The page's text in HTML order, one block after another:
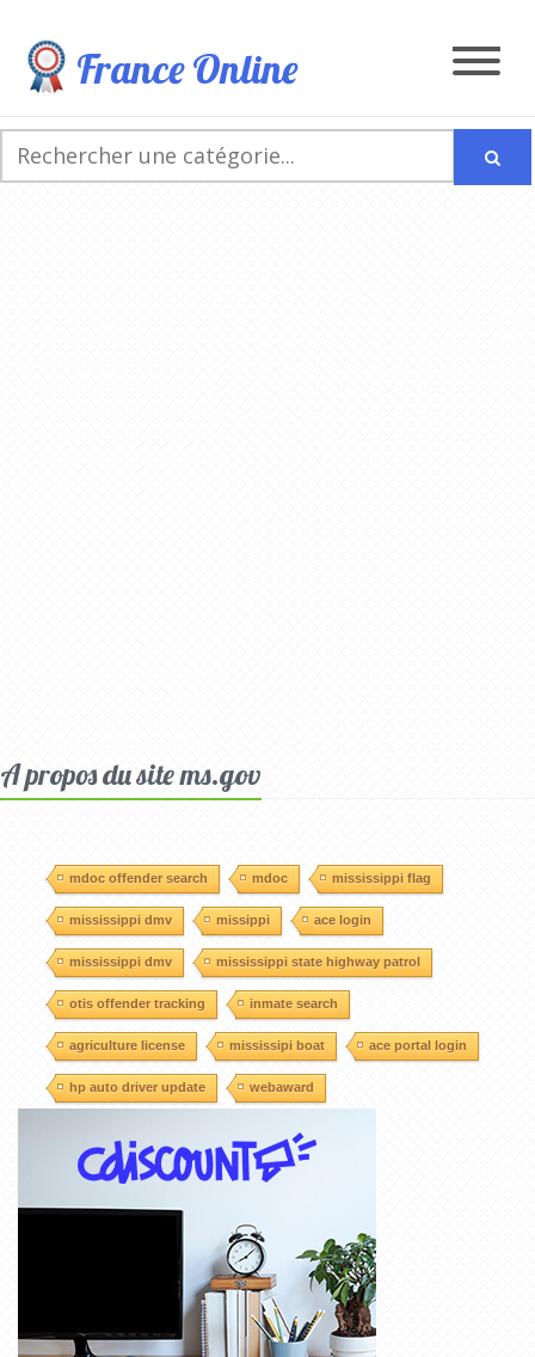
France Online
A propos du site ms.gov
mdoc offender search mdoc mississippi flag
mississippi dmv missippi ace login
mississippi dmv mississippi state highway patrol
otis offender tracking inmate search
agriculture license mississipi boat ace portal login
hp auto driver update webaward